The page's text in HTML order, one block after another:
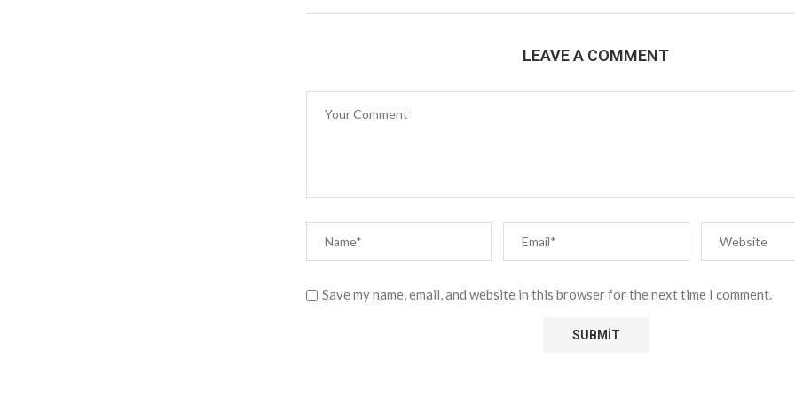
LEAVE A COMMENT
Save my name, email, and website in this browser for the next time I comment.